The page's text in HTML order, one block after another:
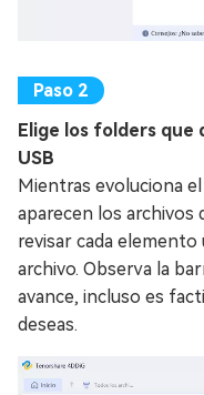
Elige los folders que
USB
Mientras evoluciona
aparecen los archivos
revisar cada
archivo. Observa la
avance, incluso es
deseas.